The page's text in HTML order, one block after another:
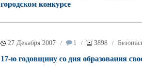
городском конкурсе
27 Декабря 2007 / 1 / 3898 /
17-ю годовщину со дня образования